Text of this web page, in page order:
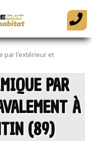
par l'extérieur et
PAR
À
(89)